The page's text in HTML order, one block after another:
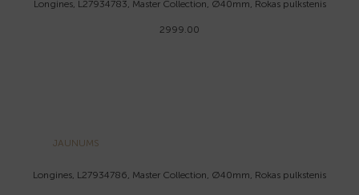
Longines, L27934783, Master Collection, Ø40mm, Rokas pulkstenis
2999.00
JAUNUMS
Longines, L27934786, Master Collection, Ø40mm, Rokas pulkstenis